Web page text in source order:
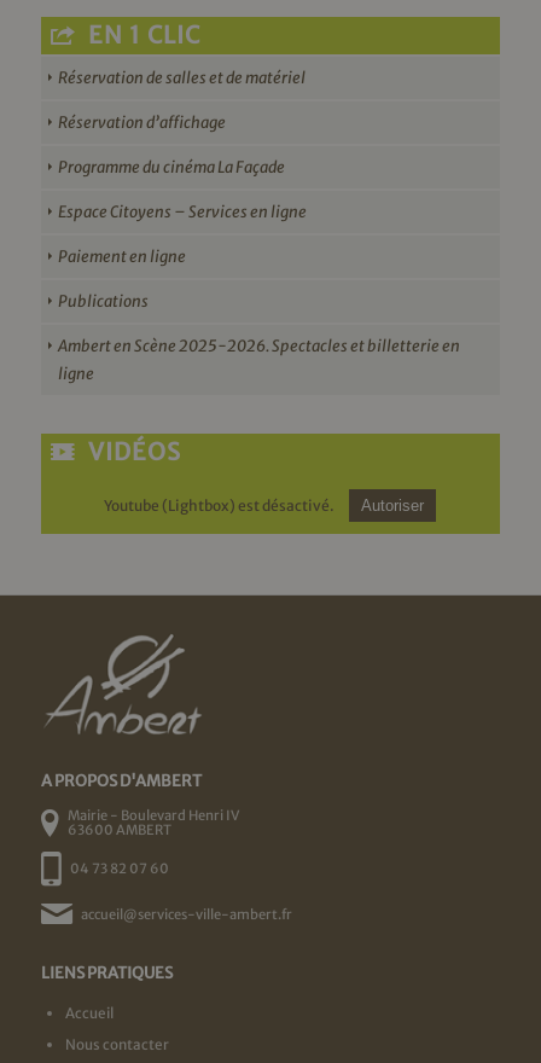
EN 1 CLIC
Réservation de salles et de matériel
Réservation d’affichage
Programme du cinéma La Façade
Espace Citoyens – Services en ligne
Paiement en ligne
Publications
Ambert en Scène 2025-2026. Spectacles et billetterie en
ligne
VIDÉOS
Youtube (Lightbox) est désactivé. Autoriser
A PROPOS D'AMBERT
Mairie - Boulevard Henri IV
63600 AMBERT
04 73 82 07 60
accueil@services-ville-ambert.fr
LIENS PRATIQUES
Accueil
Nous contacter